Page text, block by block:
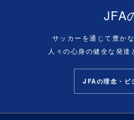
JFA
サッカーを通じて豊か
人々の心身の健全な発達
JFAの理念・ビ